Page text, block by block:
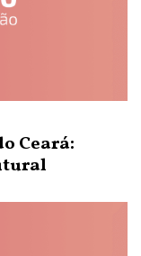
Ceará: